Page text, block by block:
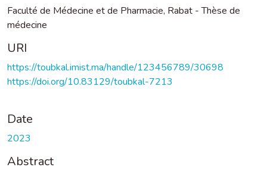
Faculté de Médecine et de Pharmacie, Rabat - Thèse de
médecine
URI
https://toubkal.imist.ma/handle/123456789/30698
https://doi.org/10.83129/toubkal-7213
Date
2023
Abstract